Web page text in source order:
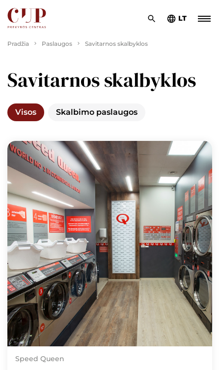
LT
Pradžia Paslaugos Savitarnos skalbyklos
Savitarnos skalbyklos
Visos Skalbimo paslaugos
Speed Queen